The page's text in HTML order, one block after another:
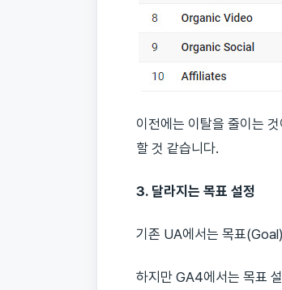
이전에는 이탈을 줄이는
할 것 같습니다.
3. 달라지는 목표 설정
기존 UA에서는 목표
하지만 GA4에서는 목표